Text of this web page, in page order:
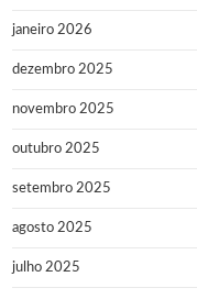
janeiro 2026
dezembro 2025
novembro 2025
outubro 2025
setembro 2025
agosto 2025
julho 2025